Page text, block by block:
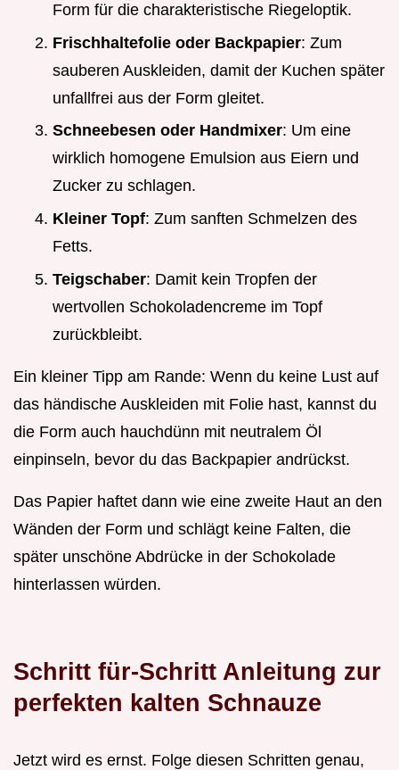
Form für die charakteristische Riegeloptik.
Frischhaltefolie oder Backpapier: Zum
sauberen Auskleiden, damit der Kuchen später
unfallfrei aus der Form gleitet.
Schneebesen oder Handmixer: Um eine
wirklich homogene Emulsion aus Eiern und
Zucker zu schlagen.
Kleiner Topf: Zum sanften Schmelzen des
Fetts.
Teigschaber: Damit kein Tropfen der
wertvollen Schokoladencreme im Topf
zurückbleibt.
Ein kleiner Tipp am Rande: Wenn du keine Lust auf
das händische Auskleiden mit Folie hast, kannst du
die Form auch hauchdünn mit neutralem Öl
einpinseln, bevor du das Backpapier andrückst.
Das Papier haftet dann wie eine zweite Haut an den
Wänden der Form und schlägt keine Falten, die
später unschöne Abdrücke in der Schokolade
hinterlassen würden.
Schritt für-Schritt Anleitung zur
perfekten kalten Schnauze
Jetzt wird es ernst. Folge diesen Schritten genau,